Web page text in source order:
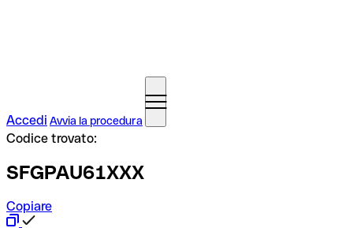
Accedi Avvia la procedura
Codice trovato:
SFGPAU61XXX
Copiare